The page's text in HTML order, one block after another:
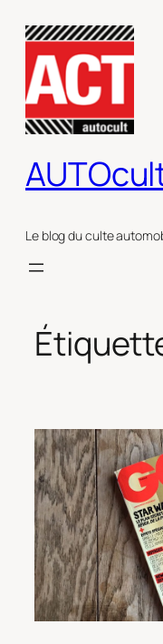
contenu
Le blog du culte